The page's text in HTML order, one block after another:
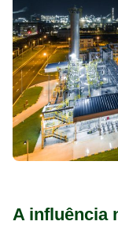
A influência